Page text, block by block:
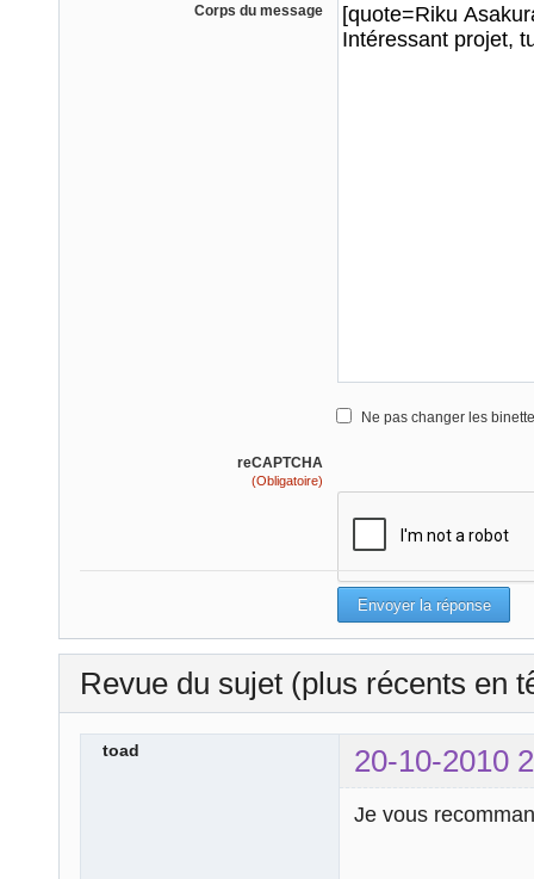
Corps du message
Ne pas changer les
reCAPTCHA
(Obligatoire)
Revue du sujet (plus récents en
toad 20-10-2010
Je vous